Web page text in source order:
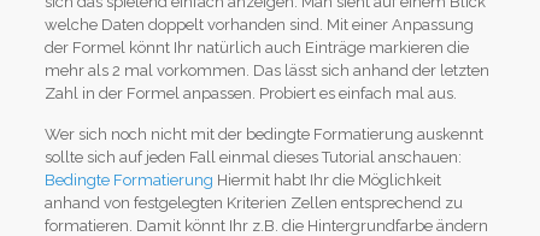
welche Daten doppelt vorhanden sind. Mit einer Anpassung
der Formel könnt Ihr natürlich auch Einträge markieren die
mehr als 2 mal vorkommen. Das lässt sich anhand der letzten
Zahl in der Formel anpassen. Probiert es einfach mal aus.
Wer sich noch nicht mit der bedingte Formatierung auskennt
sollte sich auf jeden Fall einmal dieses Tutorial anschauen:
Bedingte Formatierung Hiermit habt Ihr die Möglichkeit
anhand von festgelegten Kriterien Zellen entsprechend zu
formatieren. Damit könnt Ihr z.B. die Hintergrundfarbe ändern